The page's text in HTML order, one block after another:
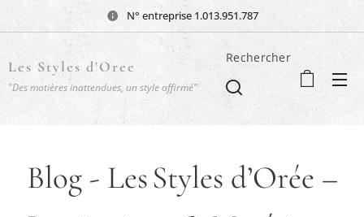
N° entreprise 1.013.951.787
Les Styles d'Oree
"Des matières inattendues, un style affirmé"
Rechercher
Blog - Les Styles d’Orée –